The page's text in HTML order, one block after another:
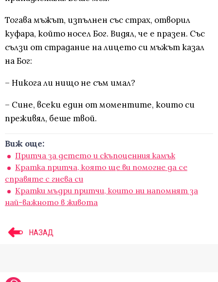
Тогава мъжът, изпълнен със страх, отворил
куфара, който носел Бог. Видял, че е празен. Със
сълзи от страдание на лицето си мъжът казал
на Бог:
– Никога ли нищо не съм имал?
– Сине, всеки един от моментите, които си
преживял, беше твой.
Виж още:
Притча за детето и скъпоценния камък
Кратка притча, която ще ви помогне да се
справяте с гнева си
Кратки мъдри притчи, които ни напомнят за
най-важното в живота
НАЗАД